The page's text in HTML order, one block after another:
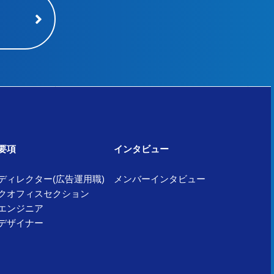
項
ィレクター(広告運用職)
オフィスセクション
ンジニア
ザイナー
インタビュー
メンバーインタビュー